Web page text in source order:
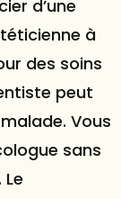
d’une
à
des soins
peut
Vous
sans